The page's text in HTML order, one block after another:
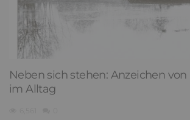
Neben sich stehen: Anzeichen
im Alltag